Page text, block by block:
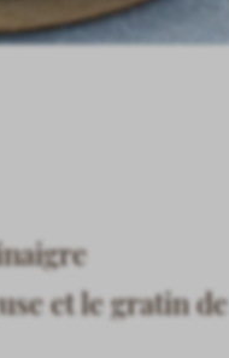
et le gratin de